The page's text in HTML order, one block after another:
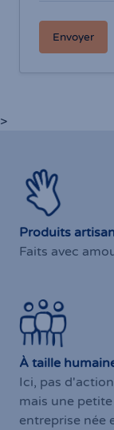
Envoyer
>
Produits
Faits avec
À taille
Ici, pas
mais une petite
entreprise née